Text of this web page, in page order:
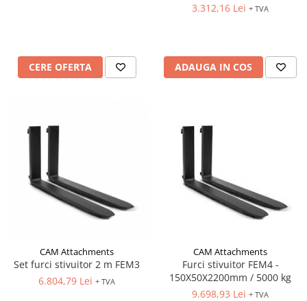
Prelungitor lame stivuitor CAM
Cleste ridicare butoi
Dispozitive ridicare butoaie
CERE OFERTA
3.312,16 Lei + TVA
ADAUGA IN COS
CAM Attachments
Set furci stivuitor 2 m FEM3
6.804,79 Lei + TVA
CAM Attachments
Furci stivuitor FEM4 -
150X50X2200mm / 5000 kg
9.698,93 Lei + TVA